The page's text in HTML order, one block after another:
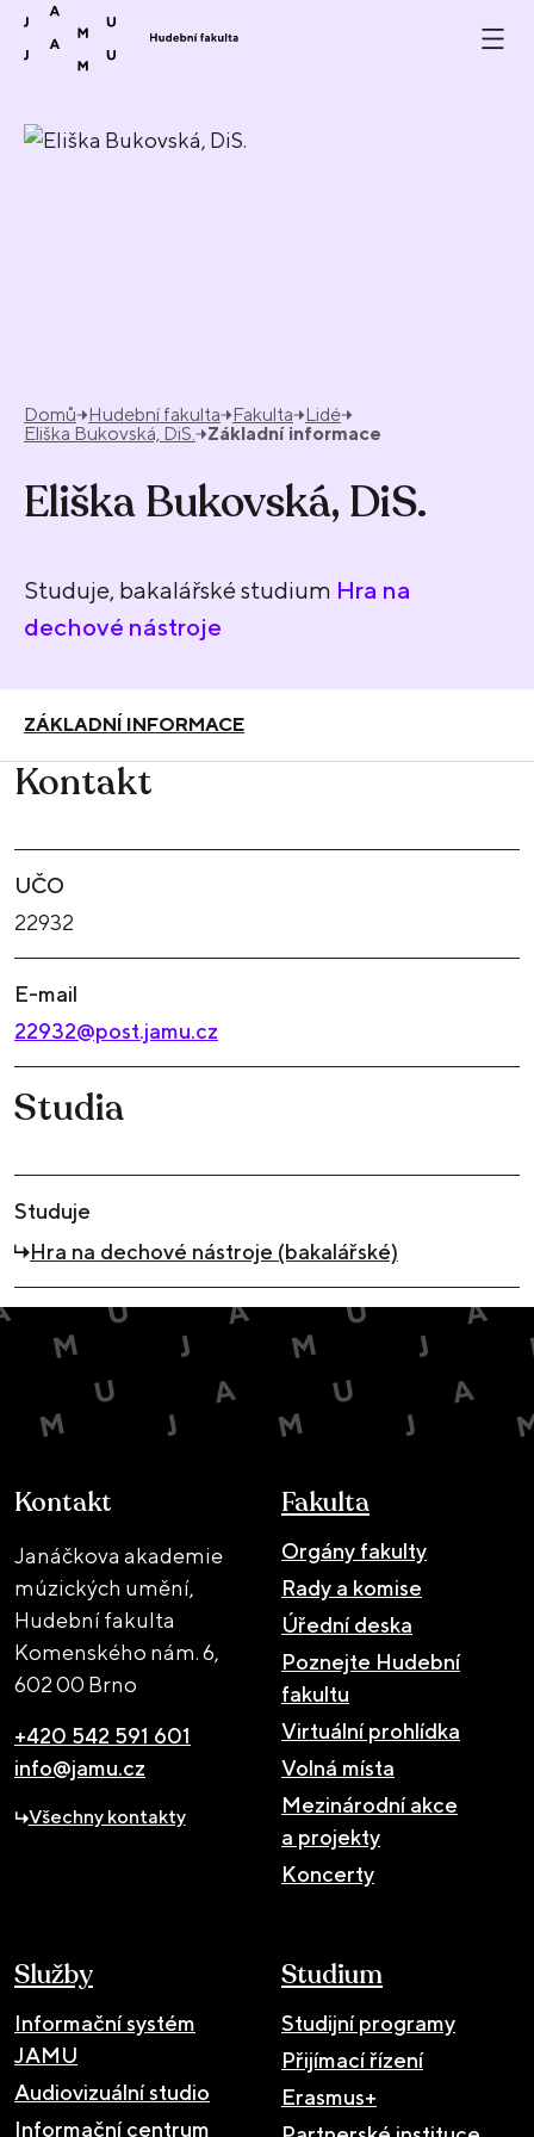
Přeskočit na obsah
Domů Hudební fakulta Fakulta
Lidé
Eliška Bukovská, DiS.
Základní informace
Eliška Bukovská, DiS.
Studuje, bakalářské studium Hra na
dechové nástroje
ZÁKLADNÍ INFORMACE
Kontakt
UČO
22932
E-mail
22932@post.jamu.cz
Studia
Studuje
Hra na dechové nástroje (bakalářské)
Kontakt
Janáčkova akademie
múzických umění,
Hudební fakulta
Komenského nám. 6,
602 00 Brno
+420 542 591 601
info@jamu.cz
Všechny kontakty
Fakulta
Orgány fakulty
Rady a komise
Úřední deska
Poznejte Hudební
fakultu
Virtuální prohlídka
Volná místa
Mezinárodní akce
a projekty
Koncerty
Služby
Informační systém
JAMU
Audiovizuální studio
Informační centrum
Studium
Studijní programy
Přijímací řízení
Erasmus+